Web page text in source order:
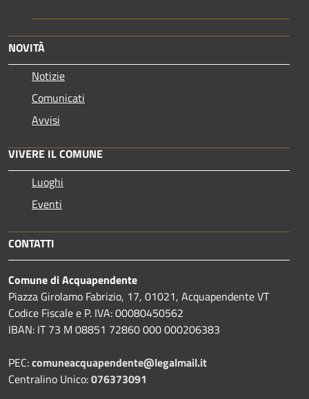
NOVITÀ
Notizie
Comunicati
Avvisi
VIVERE IL COMUNE
Luoghi
Eventi
CONTATTI
Comune di Acquapendente
Piazza Girolamo Fabrizio, 17, 01021, Acquapendente VT
Codice Fiscale e P. IVA: 00080450562
IBAN: IT 73 M 08851 72860 000 000206383
PEC:comuneacquapendente@legalmail.it
Centralino Unico:076373091